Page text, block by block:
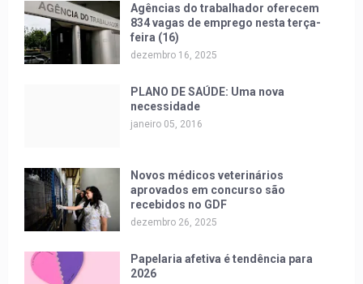
Agências do trabalhador oferecem
834 vagas de emprego nesta terça-
feira (16)
dezembro 16, 2025
PLANO DE SAÚDE: Uma nova
necessidade
janeiro 05, 2016
Novos médicos veterinários
aprovados em concurso são
recebidos no GDF
dezembro 26, 2025
Papelaria afetiva é tendência para
2026